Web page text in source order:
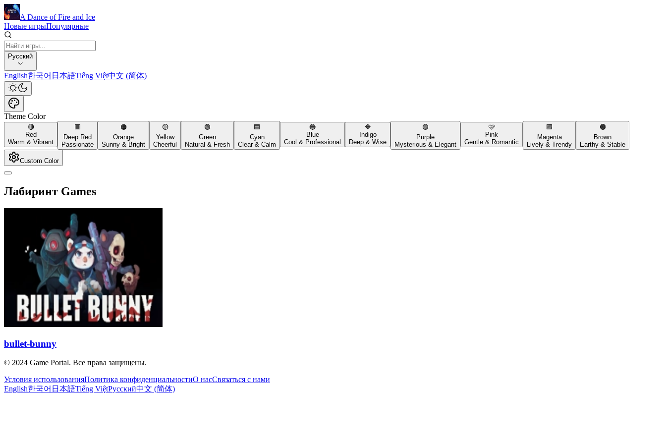
A Dance of Fire and Ice
Новые игрыПопулярные
Русский
English한국어 日本語Tiếng Việt中文 (简体)
Theme Color
🔴
Red
Warm & Vibrant
🟥
Deep Red
Passionate
🟠
Orange
Sunny & Bright
🟡
Yellow
Cheerful
🟢
Green
Natural & Fresh
🟦
Cyan
Clear & Calm
🔵
Blue
Cool & Professional
🔷
Indigo
Deep & Wise
🟣
Purple
Mysterious & Elegant
🩷
Pink
Gentle & Romantic
🟪
Magenta
Lively & Trendy
🟤
Brown
Earthy & Stable
Custom Color
Лабиринт Games
bullet-bunny
© 2024 Game Portal. Все права защищены.
Условия использованияПолитика конфиденциальностиО насСвязаться с нами
English한국어 日本語Tiếng ViệtРусский中文 (简体)